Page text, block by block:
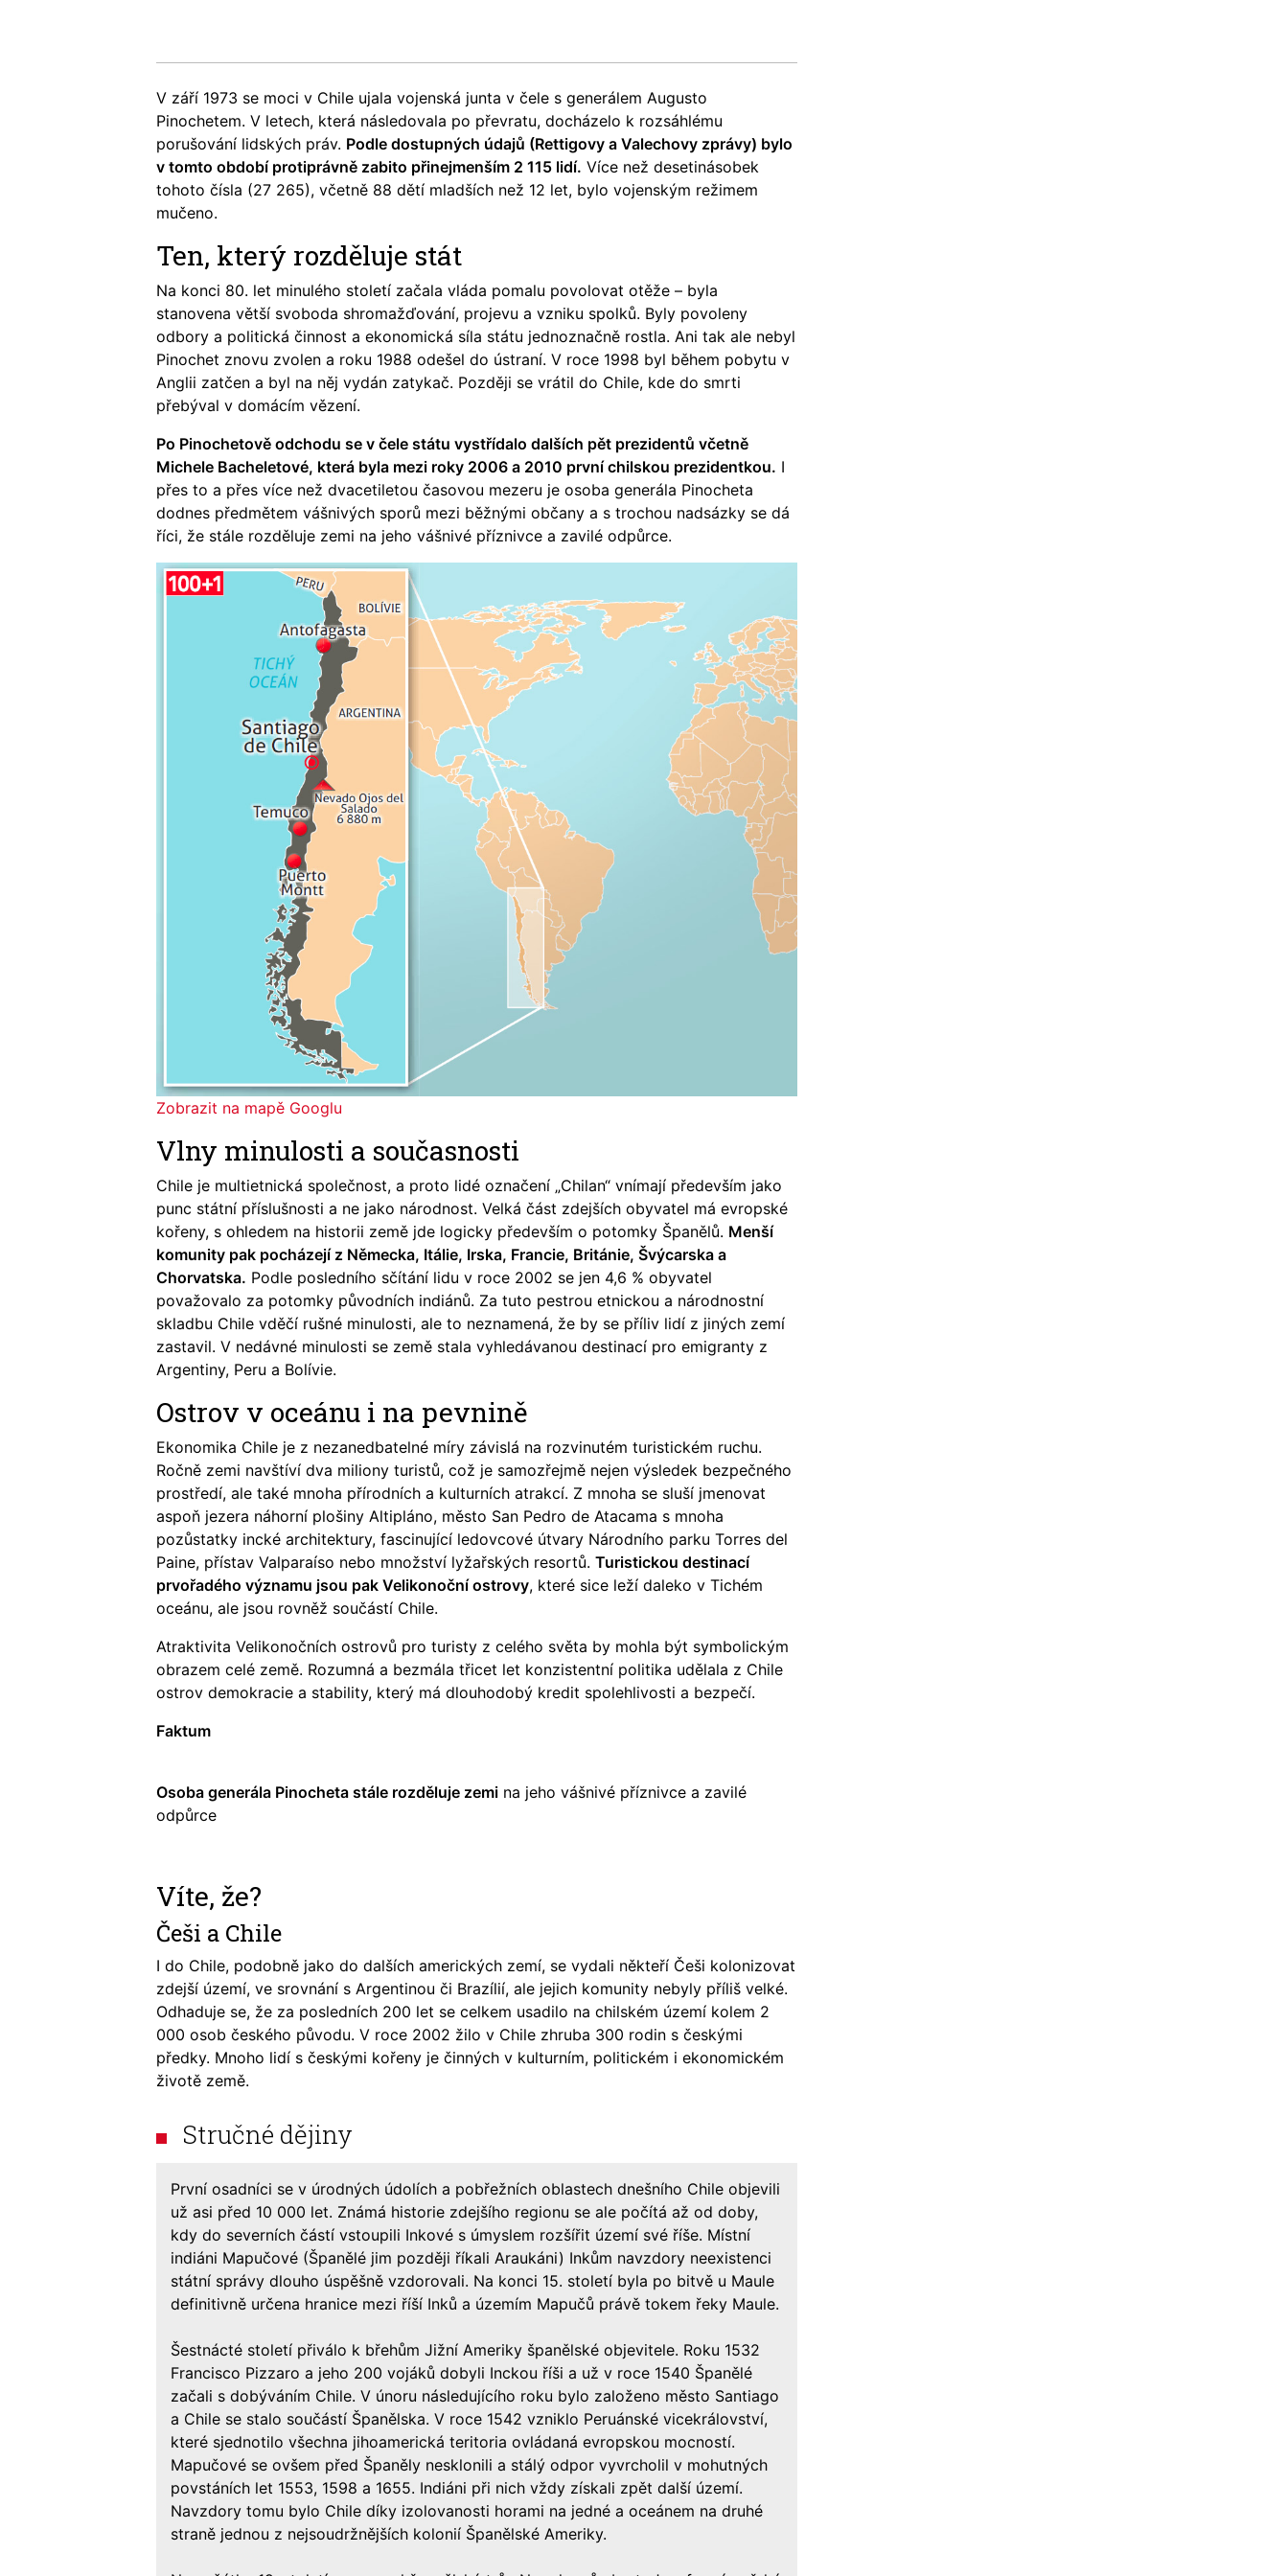
V září 1973 se moci v Chile ujala vojenská junta v čele s generálem Augusto
Pinochetem. V letech, která následovala po převratu, docházelo k rozsáhlému
porušování lidských práv. Podle dostupných údajů (Rettigovy a Valechovy zprávy) bylo
v tomto období protiprávně zabito přinejmenším 2 115 lidí. Více než desetinásobek
tohoto čísla (27 265), včetně 88 dětí mladších než 12 let, bylo vojenským režimem
mučeno.
Ten, který rozděluje stát
Na konci 80. let minulého století začala vláda pomalu povolovat otěže – byla
stanovena větší svoboda shromažďování, projevu a vzniku spolků. Byly povoleny
odbory a politická činnost a ekonomická síla státu jednoznačně rostla. Ani tak ale nebyl
Pinochet znovu zvolen a roku 1988 odešel do ústraní. V roce 1998 byl během pobytu v
Anglii zatčen a byl na něj vydán zatykač. Později se vrátil do Chile, kde do smrti
přebýval v domácím vězení.
Po Pinochetově odchodu se v čele státu vystřídalo dalších pět prezidentů včetně
Michele Bacheletové, která byla mezi roky 2006 a 2010 první chilskou prezidentkou. I
přes to a přes více než dvacetiletou časovou mezeru je osoba generála Pinocheta
dodnes předmětem vášnivých sporů mezi běžnými občany a s trochou nadsázky se dá
říci, že stále rozděluje zemi na jeho vášnivé příznivce a zavilé odpůrce.
Zobrazit na mapě Googlu
Vlny minulosti a současnosti
Chile je multietnická společnost, a proto lidé označení „Chilan“ vnímají především jako
punc státní příslušnosti a ne jako národnost. Velká část zdejších obyvatel má evropské
kořeny, s ohledem na historii země jde logicky především o potomky Španělů. Menší
komunity pak pocházejí z Německa, Itálie, Irska, Francie, Británie, Švýcarska a
Chorvatska. Podle posledního sčítání lidu v roce 2002 se jen 4,6 % obyvatel
považovalo za potomky původních indiánů. Za tuto pestrou etnickou a národnostní
skladbu Chile vděčí rušné minulosti, ale to neznamená, že by se příliv lidí z jiných zemí
zastavil. V nedávné minulosti se země stala vyhledávanou destinací pro emigranty z
Argentiny, Peru a Bolívie.
Ostrov v oceánu i na pevnině
Ekonomika Chile je z nezanedbatelné míry závislá na rozvinutém turistickém ruchu.
Ročně zemi navštíví dva miliony turistů, což je samozřejmě nejen výsledek bezpečného
prostředí, ale také mnoha přírodních a kulturních atrakcí. Z mnoha se sluší jmenovat
aspoň jezera náhorní plošiny Altipláno, město San Pedro de Atacama s mnoha
pozůstatky incké architektury, fascinující ledovcové útvary Národního parku Torres del
Paine, přístav Valparaíso nebo množství lyžařských resortů. Turistickou destinací
prvořadého významu jsou pak Velikonoční ostrovy, které sice leží daleko v Tichém
oceánu, ale jsou rovněž součástí Chile.
Atraktivita Velikonočních ostrovů pro turisty z celého světa by mohla být symbolickým
obrazem celé země. Rozumná a bezmála třicet let konzistentní politika udělala z Chile
ostrov demokracie a stability, který má dlouhodobý kredit spolehlivosti a bezpečí.
Faktum
Osoba generála Pinocheta stále rozděluje zemi na jeho vášnivé příznivce a zavilé
odpůrce
Víte, že?
Češi a Chile
I do Chile, podobně jako do dalších amerických zemí, se vydali někteří Češi kolonizovat
zdejší území, ve srovnání s Argentinou či Brazílií, ale jejich komunity nebyly příliš velké.
Odhaduje se, že za posledních 200 let se celkem usadilo na chilském území kolem 2
000 osob českého původu. V roce 2002 žilo v Chile zhruba 300 rodin s českými
předky. Mnoho lidí s českými kořeny je činných v kulturním, politickém i ekonomickém
životě země.
Stručné dějiny
První osadníci se v úrodných údolích a pobřežních oblastech dnešního Chile objevili
už asi před 10 000 let. Známá historie zdejšího regionu se ale počítá až od doby,
kdy do severních částí vstoupili Inkové s úmyslem rozšířit území své říše. Místní
indiáni Mapučové (Španělé jim později říkali Araukáni) Inkům navzdory neexistenci
státní správy dlouho úspěšně vzdorovali. Na konci 15. století byla po bitvě u Maule
definitivně určena hranice mezi říší Inků a územím Mapučů právě tokem řeky Maule.
Šestnácté století přiválo k břehům Jižní Ameriky španělské objevitele. Roku 1532
Francisco Pizzaro a jeho 200 vojáků dobyli Inckou říši a už v roce 1540 Španělé
začali s dobýváním Chile. V únoru následujícího roku bylo založeno město Santiago
a Chile se stalo součástí Španělska. V roce 1542 vzniklo Peruánské vicekrálovství,
které sjednotilo všechna jihoamerická teritoria ovládaná evropskou mocností.
Mapučové se ovšem před Španěly nesklonili a stálý odpor vyvrcholil v mohutných
povstáních let 1553, 1598 a 1655. Indiáni při nich vždy získali zpět další území.
Navzdory tomu bylo Chile díky izolovanosti horami na jedné a oceánem na druhé
straně jednou z nejsoudržnějších kolonií Španělské Ameriky.